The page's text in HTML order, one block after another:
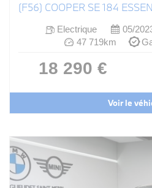
(F56) COOPER SE 184
Electrique 05/
47 719km
18 290 €
Voir le